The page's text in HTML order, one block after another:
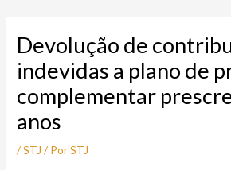
conteúdo
Devolução de
indevidas a plano de
complementar
anos
/STJ / PorSTJ